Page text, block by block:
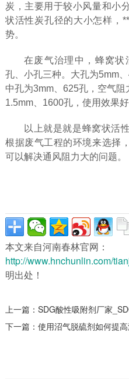
炭，主要用于较小风量和小
状活性炭孔径的大小怎样，
势。
在废气治理中，蜂窝状
孔、小孔三种。大孔为5mm
中孔为3mm、625孔，空气
1.5mm、1600孔，使用效果
以上就是就是蜂窝状活
根据废气工程的环境来选择
可以解决通风阻力大的问题。
本文来自河南春林官网：
http://www.hnchunlin.com/
明出处！
上一篇： SDG酸性吸附剂厂家
下一篇： 使用沼气脱硫剂如何提